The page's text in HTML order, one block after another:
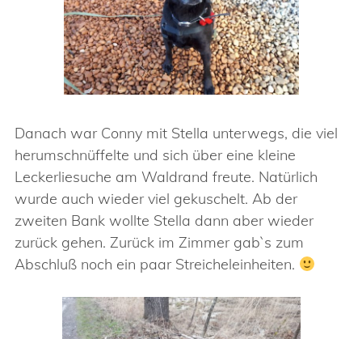
Danach war Conny mit Stella unterwegs, die viel
herumschnüffelte und sich über eine kleine
Leckerliesuche am Waldrand freute. Natürlich
wurde auch wieder viel gekuschelt. Ab der
zweiten Bank wollte Stella dann aber wieder
zurück gehen. Zurück im Zimmer gab`s zum
Abschluß noch ein paar Streicheleinheiten.